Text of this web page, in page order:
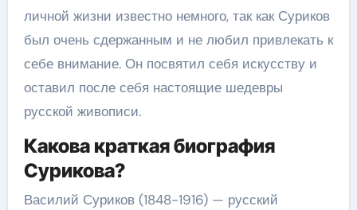
личной жизни известно немного, так как Суриков
был очень сдержанным и не любил привлекать к
себе внимание. Он посвятил себя искусству и
оставил после себя настоящие шедевры
русской живописи.
Какова краткая биография
Сурикова?
Василий Суриков (1848-1916) — русский